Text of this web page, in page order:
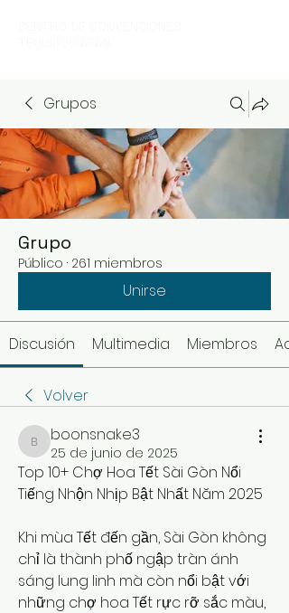
Grupos
Grupo
Público · 261 miembros
Unirse
Discusión Multimedia Miembros
Volver
boonsnake3
boonsnake3
25 de junio de 2025
Top 10+ Chợ Hoa Tết Sài Gòn Nổi
Tiếng Nhộn Nhịp Bật Nhất Năm 2025
Khi mùa Tết đến gần, Sài Gòn không
chỉ là thành phố ngập tràn ánh
sáng lung linh mà còn nổi bật với